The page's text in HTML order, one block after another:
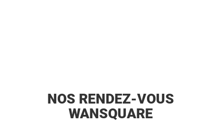
NOS RENDEZ-VOUS
WANSQUARE